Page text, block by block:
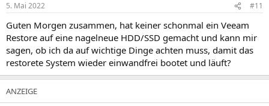
5. Mai 2022 #11
Guten Morgen zusammen, hat keiner schonmal ein Veeam
Restore auf eine nagelneue HDD/SSD gemacht und kann mir
sagen, ob ich da auf wichtige Dinge achten muss, damit das
restorete System wieder einwandfrei bootet und läuft?